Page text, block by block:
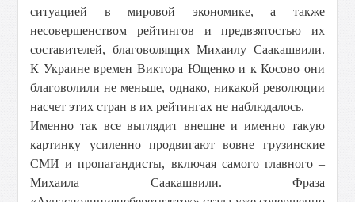
ситуацией в мировой экономике, а также
несовершенством рейтингов и предвзятостью их
составителей, благоволящих Михаилу Саакашвили.
К Украине времен Виктора Ющенко и к Косово они
благоволили не меньше, однако, никакой революции
насчет этих стран в их рейтингах не наблюдалось.
Именно так все выглядит внешне и именно такую
картинку усиленно продвигают вовне грузинские
СМИ и пропагандисты, включая самого главного –
Михаила Саакашвили. Фраза